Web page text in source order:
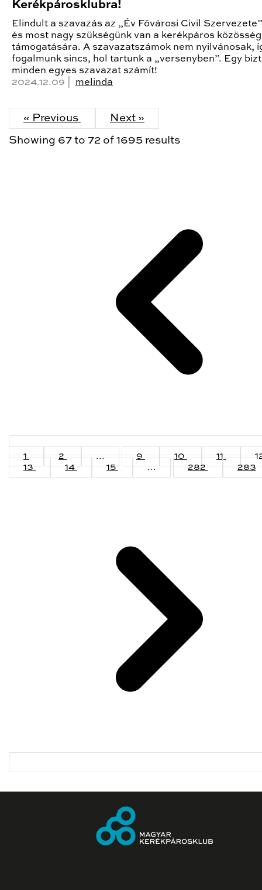
Kerékpárosklubra!
Elindult a szavazás az „Év Fővárosi Civil
és most nagy szükségünk van a kerékpáros közösség
támogatására. A szavazatszámok nem nyilvánosak,
fogalmunk sincs, hol tartunk a „versenyben”. Egy
minden egyes szavazat számít!
2024.12.09 | melinda
« Previous Next »
Showing 67 to 72 of 1695 results
1 2 ... 9 10 11
13
14 15 ... 282 283